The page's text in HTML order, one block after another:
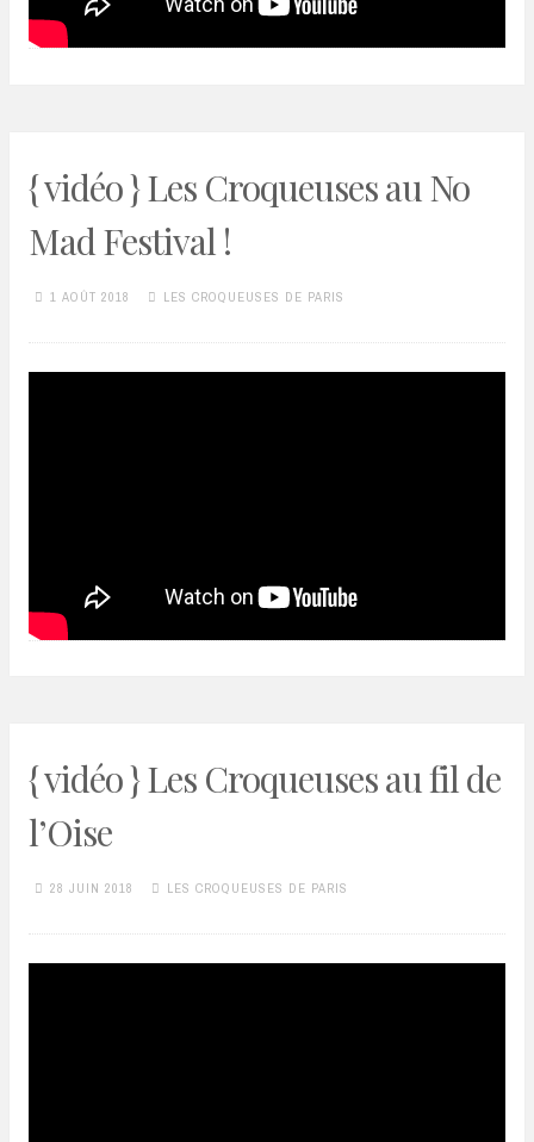
{ vidéo } Les Croqueuses au No
Mad Festival !
1 AOÛT 2018 LES CROQUEUSES DE PARIS
{ vidéo } Les Croqueuses au fil de
l’Oise
28 JUIN 2018 LES CROQUEUSES DE PARIS